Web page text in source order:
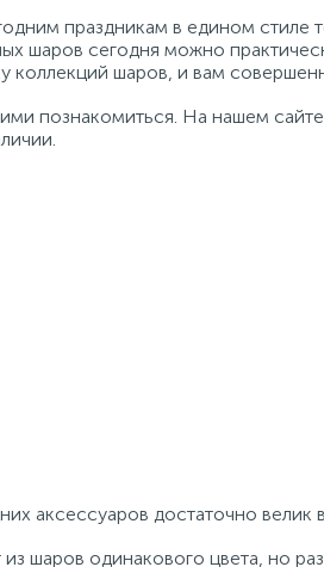
праздникам в едином стиле
шаров сегодня можно
коллекций шаров, и вам
познакомиться. На нашем
аксессуаров достаточно велик
шаров одинакового цвета, но